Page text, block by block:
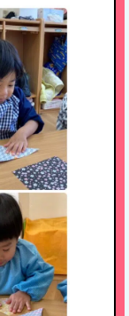
思い・教
方針
ジュール
行事
・園概要